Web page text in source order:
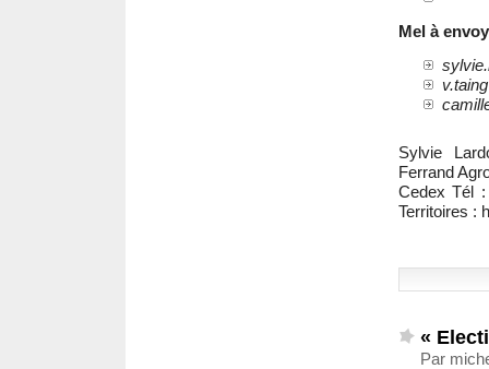
Mel à
Sylvie
Ferrand
Cedex Tél
Territoires :
«
Par